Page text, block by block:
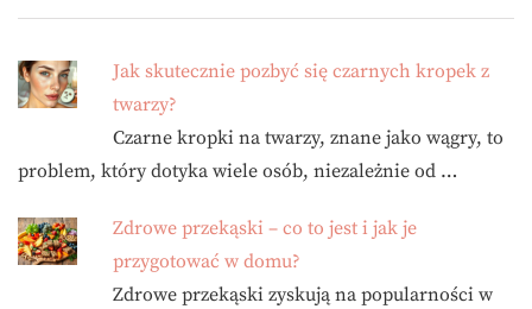
Jak skutecznie pozbyć się czarnych kropek z
twarzy?
Czarne kropki na twarzy, znane jako wągry, to
problem, który dotyka wiele osób, niezależnie od …
Zdrowe przekąski – co to jest i jak je
przygotować w domu?
Zdrowe przekąski zyskują na popularności w